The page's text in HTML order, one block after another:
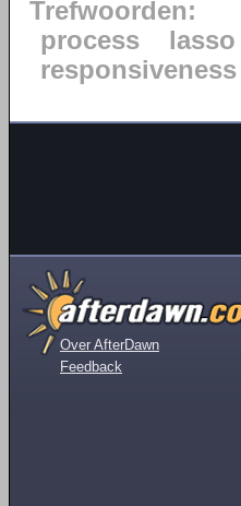
Trefwoorden:
process
lasso
responsiveness
Over AfterDawn
Feedback